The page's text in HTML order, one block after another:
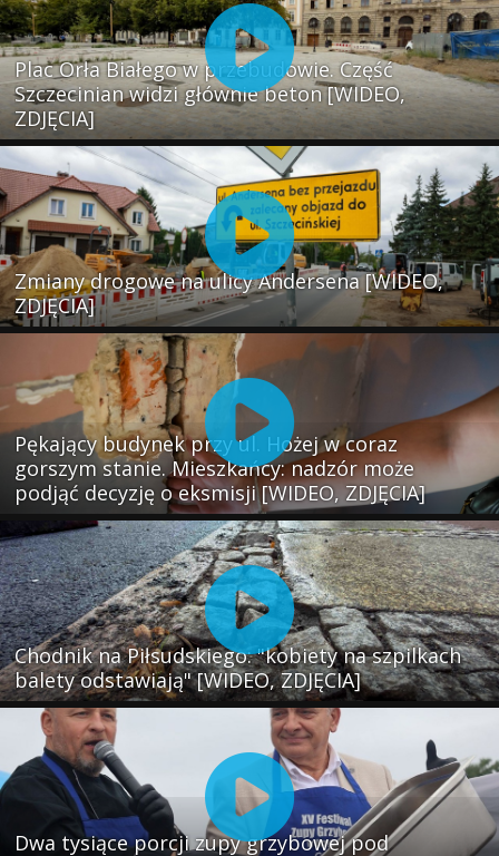
Plac Orła Białego w przebudowie. Część
Szczecinian widzi głównie beton [WIDEO,
ZDJĘCIA]
Zmiany drogowe na ulicy Andersena [WIDEO,
ZDJĘCIA]
Pękający budynek przy ul. Hożej w coraz
gorszym stanie. Mieszkańcy: nadzór może
podjąć decyzję o eksmisji [WIDEO, ZDJĘCIA]
Chodnik na Piłsudskiego: "kobiety na szpilkach
balety odstawiają" [WIDEO, ZDJĘCIA]
Dwa tysiące porcji zupy grzybowej pod